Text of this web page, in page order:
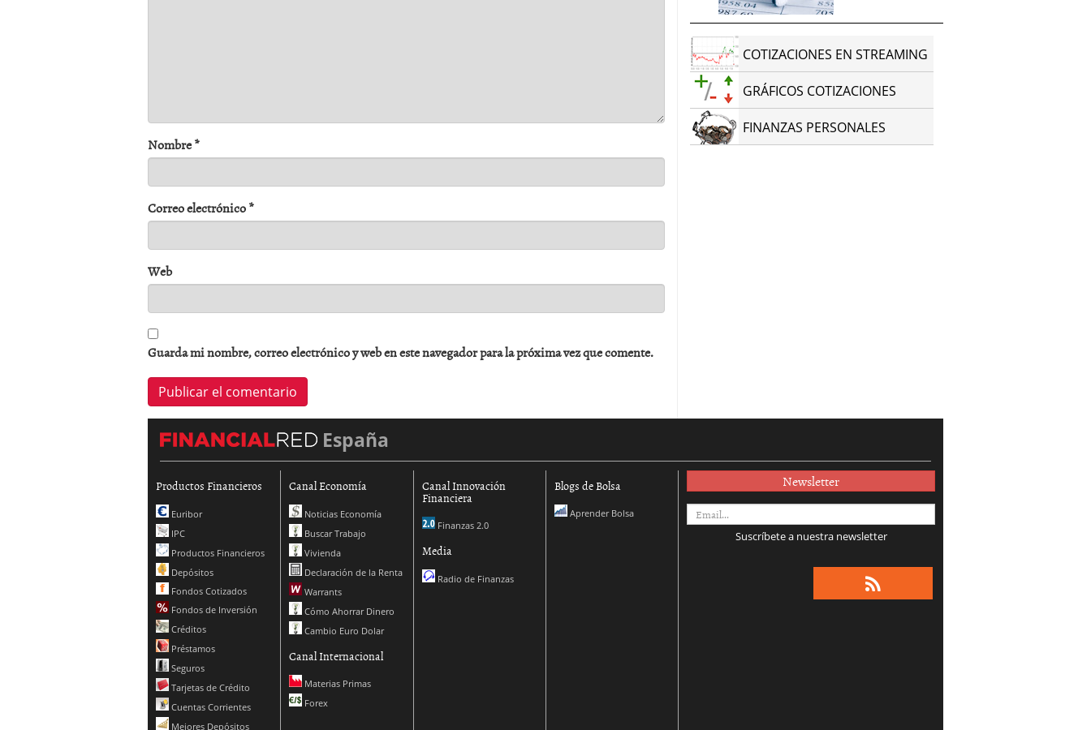
Nombre*
Correo electrónico*
Web
Guarda mi nombre, correo electrónico y web en este navegador para la próxima vez que comente.
COTIZACIONES EN STREAMING
GRÁFICOS COTIZACIONES
FINANZAS PERSONALES
España
Productos Financieros
Euribor
IPC
Productos Financieros
Depósitos
Fondos Cotizados
Fondos de Inversión
Créditos
Préstamos
Seguros
Tarjetas de Crédito
Cuentas Corrientes
Mejores Depósitos
Canal Economía
Noticias Economía
Buscar Trabajo
Vivienda
Declaración de la Renta
Warrants
Cómo Ahorrar Dinero
Cambio Euro Dolar
Canal Internacional
Materias Primas
Forex
Canal Innovación
Financiera
Finanzas 2.0
Media
Radio de Finanzas
Blogs de Bolsa
Aprender Bolsa
Newsletter
Suscríbete a nuestra newsletter